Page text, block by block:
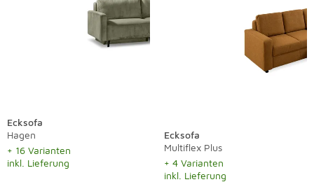
Ecksofa
Hagen
+ 16 Varianten
inkl. Lieferung
Ecksofa
Multiflex Plus
+ 4 Varianten
inkl. Lieferung